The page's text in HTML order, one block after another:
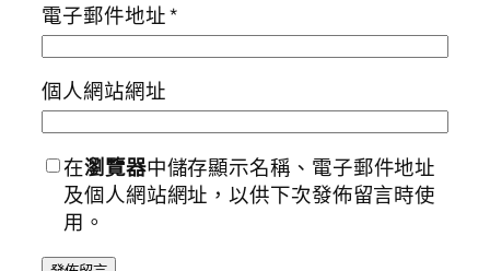
電子郵件地址*
個人網站網址
在瀏覽器中儲存顯示名稱、電子郵件地址
及個人網站網址，以供下次發佈留言時使
用。